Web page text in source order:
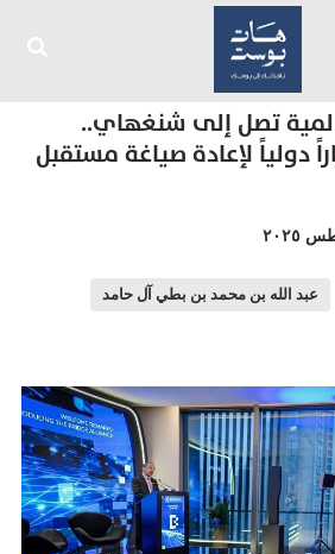
تصل إلى شنغهاي..
دولياً لإعادة صياغة مستقبل
عبد الله بن محمد بن بطي آل حامد